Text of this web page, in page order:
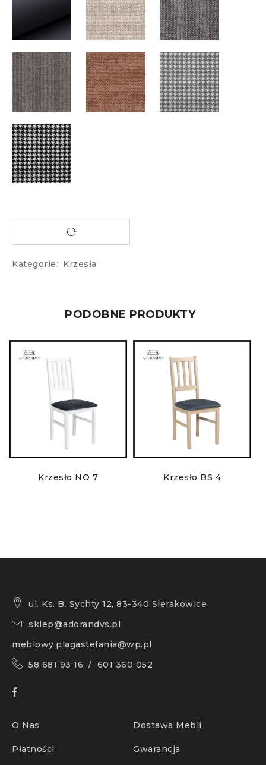
Kategorie: Krzesła
PODOBNE PRODUKTY
Krzesło NO 7 Krzesło BS 4
ul. Ks. B. Sychty 12, 83-340 Sierakowice
sklep@adorandvs.pl
meblowy.plagastefania@wp.pl
58 681 93 16 / 601 360 052
O Nas Dostawa Mebli
Płatności Gwarancja